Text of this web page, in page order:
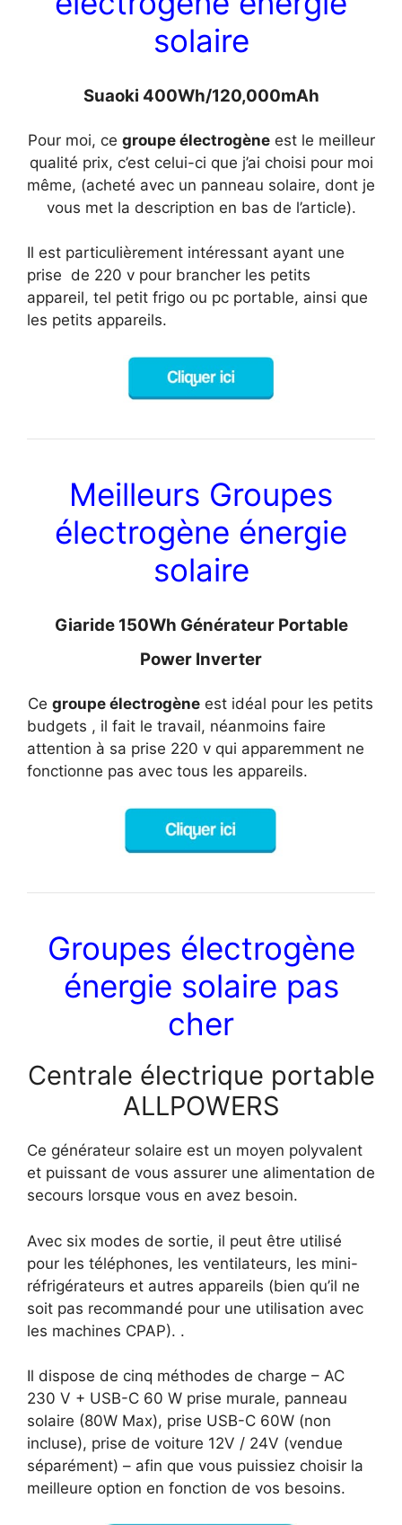
solaire
Suaoki 400Wh/120,000mAh
Pour moi, ce groupe électrogène est le meilleur
qualité prix, c’est celui-ci que j’ai choisi pour moi
même, (acheté avec un panneau solaire, dont je
vous met la description en bas de l’article).
Il est particulièrement intéressant ayant une
prise de 220 v pour brancher les petits
appareil, tel petit frigo ou pc portable, ainsi que
les petits appareils.
Meilleurs Groupes
électrogène énergie
solaire
Giaride 150Wh Générateur Portable
Power Inverter
Ce groupe électrogène est idéal pour les petits
budgets , il fait le travail, néanmoins faire
attention à sa prise 220 v qui apparemment ne
fonctionne pas avec tous les appareils.
Groupes électrogène
énergie solaire pas
cher
Centrale électrique portable
ALLPOWERS
Ce générateur solaire est un moyen polyvalent
et puissant de vous assurer une alimentation de
secours lorsque vous en avez besoin.
Avec six modes de sortie, il peut être utilisé
pour les téléphones, les ventilateurs, les mini-
réfrigérateurs et autres appareils (bien qu’il ne
soit pas recommandé pour une utilisation avec
les machines CPAP). .
Il dispose de cinq méthodes de charge – AC
230 V + USB-C 60 W prise murale, panneau
solaire (80W Max), prise USB-C 60W (non
incluse), prise de voiture 12V / 24V (vendue
séparément) – afin que vous puissiez choisir la
meilleure option en fonction de vos besoins.